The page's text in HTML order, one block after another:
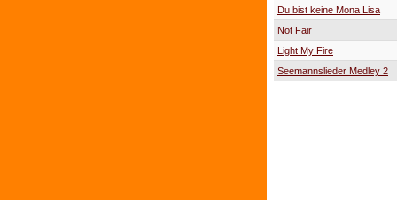
Du bist keine Mona Lisa
Not Fair
Light My Fire
Seemannslieder Medley 2